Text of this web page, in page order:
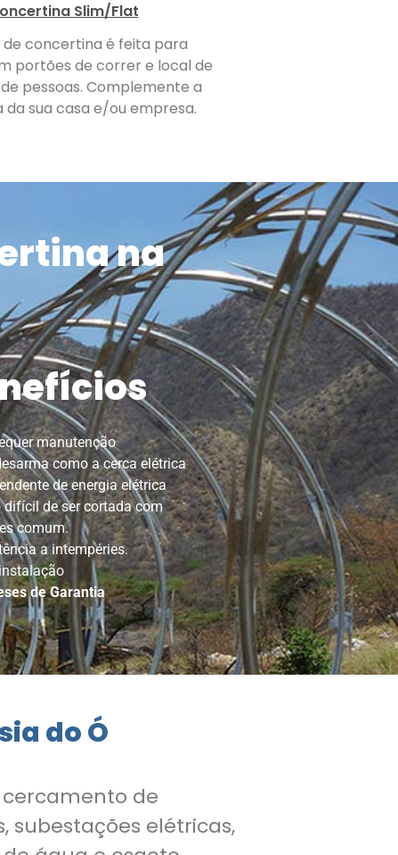
Slim/Flat
de concertina é feita para
portões de correr e local de
pessoas. Complemente a
da sua casa e/ou empresa.
na
manutenção
como a cerca elétrica
de energia elétrica
de ser cortada com
comum.
a intempéries.
de Garantia
do Ó
de
subestações elétricas,